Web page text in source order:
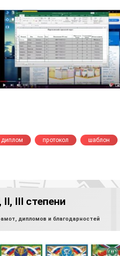
диплом протокол шаблон
III степени
дипломов и благодарностей